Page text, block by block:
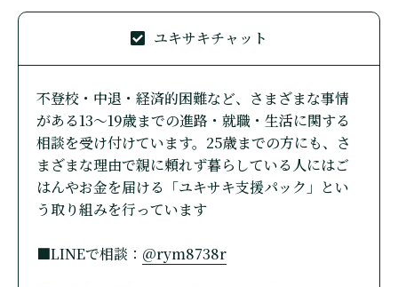
ユキサキチャット
不登校・中退・経済的困難など、さまざまな事情
がある13～19歳までの進路・就職・生活に関する
相談を受け付けています。25歳までの方にも、さ
まざまな理由で親に頼れず暮らしている人にはご
はんやお金を届ける「ユキサキ支援パック」とい
う取り組みを行っています
■LINEで相談： @rym8738r